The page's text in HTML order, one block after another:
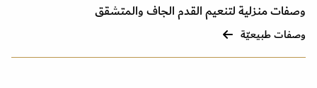
وصفات منزلية لتنعيم القدم الجاف والمتشقق
وصفات طبيعيّة